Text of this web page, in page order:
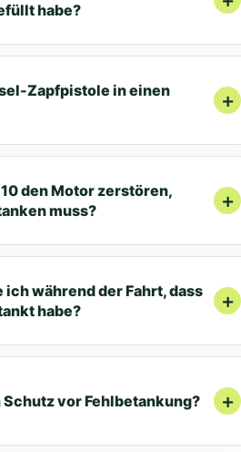
habe?
Zapfpistole in einen
den Motor zerstören,
muss?
ich während der Fahrt, dass
habe?
vor Fehlbetankung?